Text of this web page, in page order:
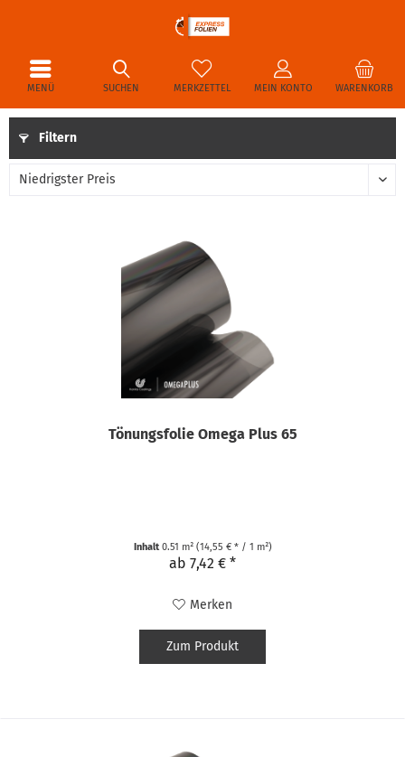
MENÜ WARENKORB
MERKZETTEL MEIN KONTO
SUCHEN
Filtern
Tönungsfolie Omega Plus 65
Inhalt0.51 m² (14,55 € * / 1 m²)
ab 7,42 € *
Merken
Zum Produkt